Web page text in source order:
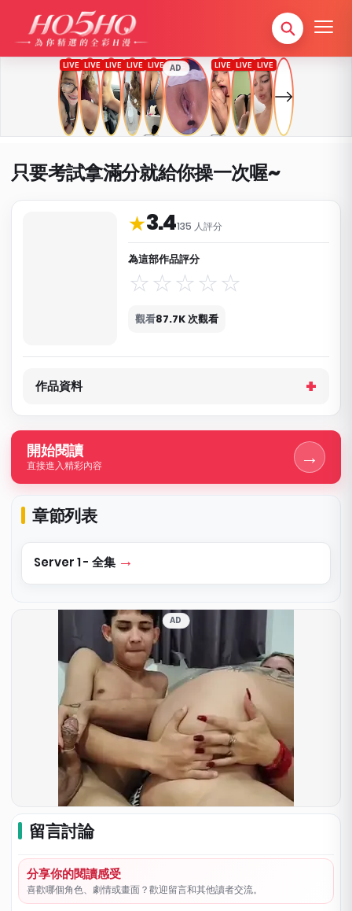
AD
只要考試拿滿分就給你操一次喔~
★3.4135 人評分
為這部作品評分
觀看87.7K 次觀看
作品資料與分類
作品資料
開始閱讀
直接進入精彩內容 →
章節列表
Server 1 - 全集
AD
留言討論
分享你的閱讀感受
喜歡哪個角色、劇情或畫面？歡迎留言和其他讀者交流。